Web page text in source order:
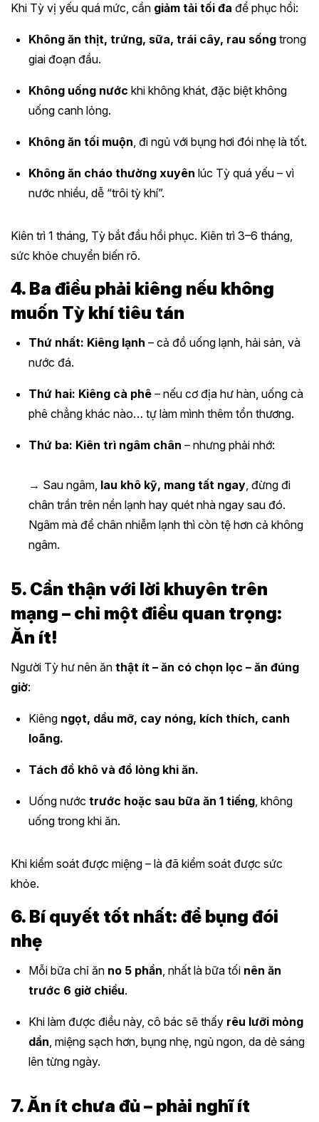
Khi Tỳ vị yếu quá mức, cần giảm tải tối đa để phục hồi:
Không ăn thịt, trứng, sữa, trái cây, rau sống trong
giai đoạn đầu.
Không uống nước khi không khát, đặc biệt không
uống canh lỏng.
Không ăn tối muộn, đi ngủ với bụng hơi đói nhẹ là tốt.
Không ăn cháo thường xuyên lúc Tỳ quá yếu – vì
nước nhiều, dễ “trôi tỳ khí”.
Kiên trì 1 tháng, Tỳ bắt đầu hồi phục. Kiên trì 3–6 tháng,
sức khỏe chuyển biến rõ.
4. Ba điều phải kiêng nếu không
muốn Tỳ khí tiêu tán
Thứ nhất: Kiêng lạnh – cả đồ uống lạnh, hải sản, và
nước đá.
Thứ hai: Kiêng cà phê – nếu cơ địa hư hàn, uống cà
phê chẳng khác nào… tự làm mình thêm tổn thương.
Thứ ba: Kiên trì ngâm chân – nhưng phải nhớ:
→ Sau ngâm, lau khô kỹ, mang tất ngay, đừng đi
chân trần trên nền lạnh hay quét nhà ngay sau đó.
Ngâm mà để chân nhiễm lạnh thì còn tệ hơn cả không
ngâm.
5. Cẩn thận với lời khuyên trên
mạng – chỉ một điều quan trọng:
Ăn ít!
Người Tỳ hư nên ăn thật ít – ăn có chọn lọc – ăn đúng
giờ:
Kiêng ngọt, dầu mỡ, cay nóng, kích thích, canh
loãng.
Tách đồ khô và đồ lỏng khi ăn.
Uống nước trước hoặc sau bữa ăn 1 tiếng, không
uống trong khi ăn.
Khi kiểm soát được miệng – là đã kiểm soát được sức
khỏe.
6. Bí quyết tốt nhất: để bụng đói
nhẹ
Mỗi bữa chỉ ăn no 5 phần, nhất là bữa tối nên ăn
trước 6 giờ chiều.
Khi làm được điều này, cô bác sẽ thấy rêu lưỡi mỏng
dần, miệng sạch hơn, bụng nhẹ, ngủ ngon, da dẻ sáng
lên từng ngày.
7. Ăn ít chưa đủ – phải nghĩ ít